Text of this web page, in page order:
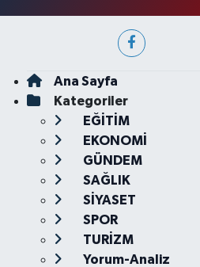
Ana Sayfa
Kategoriler
EĞİTİM
EKONOMİ
GÜNDEM
SAĞLIK
SİYASET
SPOR
TURİZM
Yorum-Analiz